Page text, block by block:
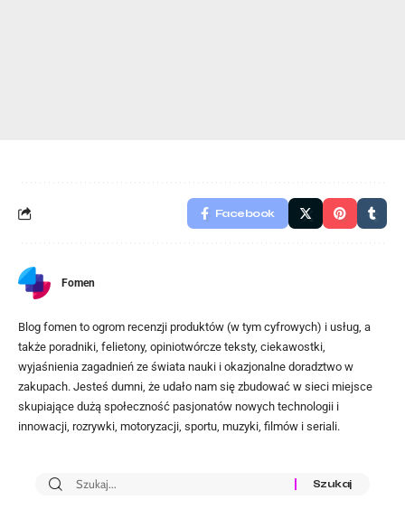
Facebook
Fomen
Blog fomen to ogrom recenzji produktów (w tym cyfrowych) i usług, a
także poradniki, felietony, opiniotwórcze teksty, ciekawostki,
wyjaśnienia zagadnień ze świata nauki i okazjonalne doradztwo w
zakupach. Jesteś dumni, że udało nam się zbudować w sieci miejsce
skupiające dużą społeczność pasjonatów nowych technologii i
innowacji, rozrywki, motoryzacji, sportu, muzyki, filmów i seriali.